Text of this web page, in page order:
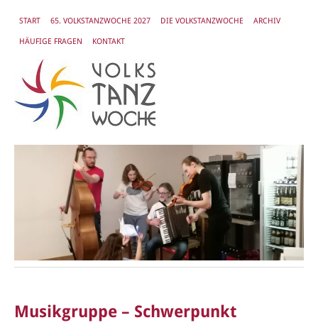
START 65. VOLKSTANZWOCHE 2027 DIE VOLKSTANZWOCHE ARCHIV
HÄUFIGE FRAGEN KONTAKT
Musikgruppe – Schwerpunkt